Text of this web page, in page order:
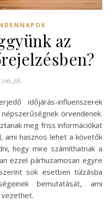
az
örvendenek.
meg friss információkat
ami hasznos lehet a követők
hogy mire számíthatnak a
ezzel párhuzamosan egyre
sok esetben túlzásba
bemutatását, ami